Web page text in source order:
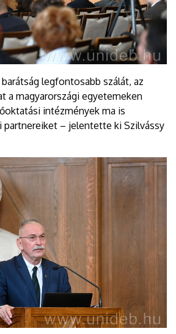
legfontosabb szálát, az
a magyarországi egyetemeken
intézmények ma is
partnereiket – jelentette ki Szilvássy